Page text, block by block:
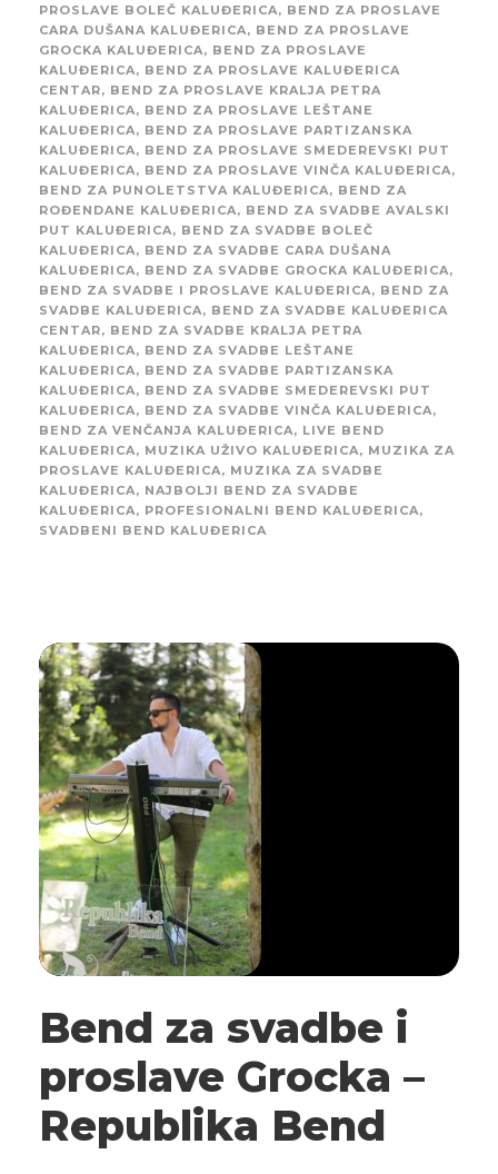
PROSLAVE BOLEČ KALUĐERICA, BEND ZA PROSLAVE
CARA DUŠANA KALUĐERICA, BEND ZA PROSLAVE
GROCKA KALUĐERICA, BEND ZA PROSLAVE
KALUĐERICA, BEND ZA PROSLAVE KALUĐERICA
CENTAR, BEND ZA PROSLAVE KRALJA PETRA
KALUĐERICA, BEND ZA PROSLAVE LEŠTANE
KALUĐERICA, BEND ZA PROSLAVE PARTIZANSKA
KALUĐERICA, BEND ZA PROSLAVE SMEDEREVSKI PUT
KALUĐERICA, BEND ZA PROSLAVE VINČA KALUĐERICA,
BEND ZA PUNOLETSTVA KALUĐERICA, BEND ZA
ROĐENDANE KALUĐERICA, BEND ZA SVADBE AVALSKI
PUT KALUĐERICA, BEND ZA SVADBE BOLEČ
KALUĐERICA, BEND ZA SVADBE CARA DUŠANA
KALUĐERICA, BEND ZA SVADBE GROCKA KALUĐERICA,
BEND ZA SVADBE I PROSLAVE KALUĐERICA, BEND ZA
SVADBE KALUĐERICA, BEND ZA SVADBE KALUĐERICA
CENTAR, BEND ZA SVADBE KRALJA PETRA
KALUĐERICA, BEND ZA SVADBE LEŠTANE
KALUĐERICA, BEND ZA SVADBE PARTIZANSKA
KALUĐERICA, BEND ZA SVADBE SMEDEREVSKI PUT
KALUĐERICA, BEND ZA SVADBE VINČA KALUĐERICA,
BEND ZA VENČANJA KALUĐERICA, LIVE BEND
KALUĐERICA, MUZIKA UŽIVO KALUĐERICA, MUZIKA ZA
PROSLAVE KALUĐERICA, MUZIKA ZA SVADBE
KALUĐERICA, NAJBOLJI BEND ZA SVADBE
KALUĐERICA, PROFESIONALNI BEND KALUĐERICA,
SVADBENI BEND KALUĐERICA
Bend za svadbe i
proslave Grocka –
Republika Bend